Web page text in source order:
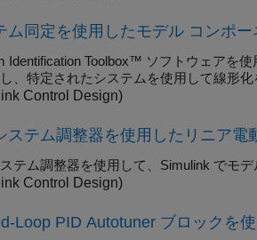
ム同定を使用したモデル コンポ
Identification Toolbox™ ソフトウェアを
、特定されたシステムを使用して線形化
Control Design)
ステム調整器を使用したリニア電
テム調整器を使用して、Simulink でモ
Control Design)
Loop PID Autotuner ブロックを